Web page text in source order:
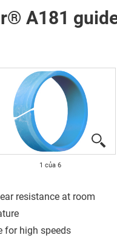
A181
1 của 6
resistance at room
for high speeds